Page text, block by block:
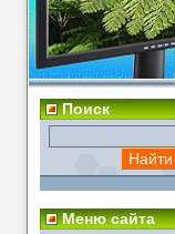
Поиск
Меню сайта